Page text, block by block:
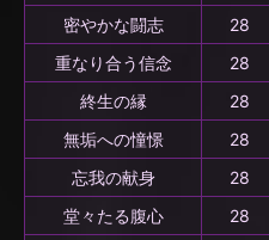
密やかな闘志
28
重なり合う信念
28
終生の縁
28
無垢への憧憬
28
忘我の献身
28
堂々たる腹心
28